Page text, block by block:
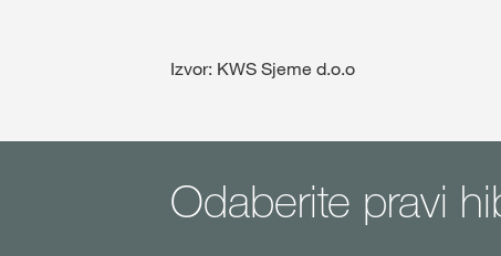
Izvor: KWS Sjeme d.o.o
Odaberite pravi